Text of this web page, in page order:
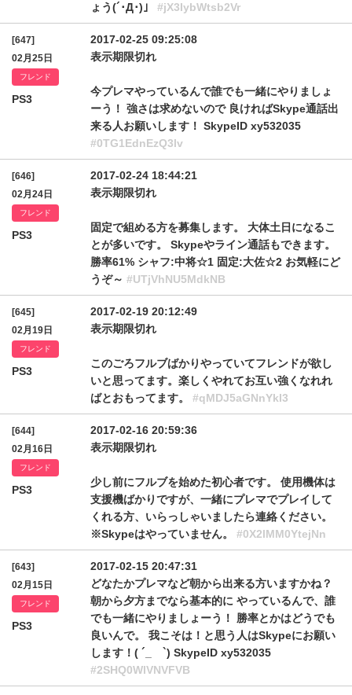
ょう(´･Д･)」 #jX3IybWtsb2Vr
[647]
02月25日
フレンド
PS3
2017-02-25 09:25:08
表示期限切れ
今プレマやっているんで誰でも一緒にやりましょ
ーう！ 強さは求めないので 良ければSkype通話出
来る人お願いします！ SkypeID xy532035
#0TG1EdnEzQ3lv
[646]
02月24日
フレンド
PS3
2017-02-24 18:44:21
表示期限切れ
固定で組める方を募集します。 大体土日になるこ
とが多いです。 Skypeやライン通話もできます。
勝率61% シャフ:中将☆1 固定:大佐☆2 お気軽にど
うぞ～ #UTjVhNU5MdkNB
[645]
02月19日
フレンド
PS3
2017-02-19 20:12:49
表示期限切れ
このごろフルブばかりやっていてフレンドが欲し
いと思ってます。楽しくやれてお互い強くなれれ
ばとおもってます。 #qMDJ5aGNnYkl3
[644]
02月16日
フレンド
PS3
2017-02-16 20:59:36
表示期限切れ
少し前にフルブを始めた初心者です。 使用機体は
支援機ばかりですが、一緒にプレマでプレイして
くれる方、いらっしゃいましたら連絡ください。
※Skypeはやっていません。 #0X2lMM0YtejNn
[643]
02月15日
フレンド
PS3
2017-02-15 20:47:31
どなたかプレマなど朝から出来る方いますかね？
朝から夕方までなら基本的に やっているんで、誰
でも一緒にやりましょーう！ 勝率とかはどうでも
良いんで。 我こそは！と思う人はSkypeにお願い
します！( ´_ゝ`) SkypeID xy532035
#2SHQ0WlVNVFVB